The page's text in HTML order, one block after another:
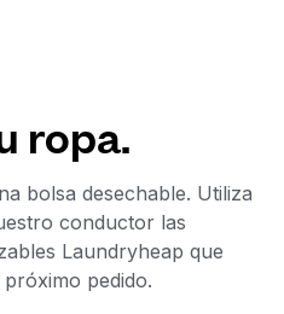
ropa.
bolsa desechable. Utiliza
conductor las
Laundryheap que
pedido.